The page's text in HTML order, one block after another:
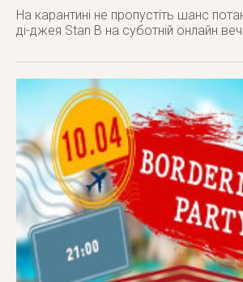
На карантині не пропустіть шанс
ді-джея Stan B на суботній онлайн